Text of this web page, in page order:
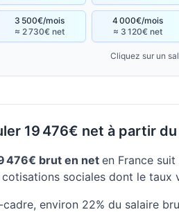
3 500€/mois
≈ 2 730€ net
4 000€/mois
≈ 3 120€ net
Cliquez sur un
19 476€ net à partir
476€ brut en net en France
sociales dont le taux
cadre, environ 22% du salaire